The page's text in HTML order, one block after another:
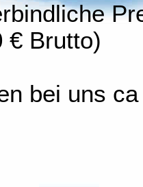
€ Brutto)
bei uns